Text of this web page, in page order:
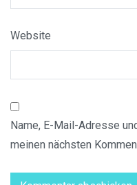
Website
Name, E-Mail-Adresse
meinen nächsten